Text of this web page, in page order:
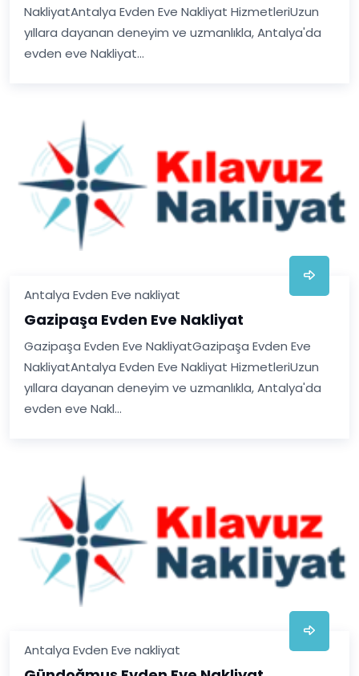
NakliyatAntalya Evden Eve Nakliyat HizmetleriUzun
yıllara dayanan deneyim ve uzmanlıkla, Antalya'da
evden eve Nakliyat...
Antalya Evden Eve nakliyat
Gazipaşa Evden Eve Nakliyat
Gazipaşa Evden Eve NakliyatGazipaşa Evden Eve
NakliyatAntalya Evden Eve Nakliyat HizmetleriUzun
yıllara dayanan deneyim ve uzmanlıkla, Antalya'da
evden eve Nakl...
Antalya Evden Eve nakliyat